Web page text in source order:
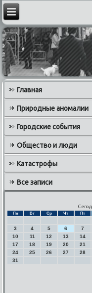
Главная
Природные аномалии
Городские события
Общество и люди
Катастрофы
Все записи
Пн Вт Ср Чт Пт
3
4 5 6 7
10
11 12 13 14
17
18 19 20 21
24
25 26 27 28
31